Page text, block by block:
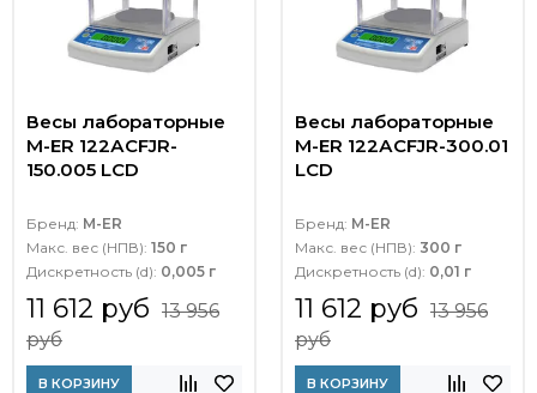
Весы лабораторные
M-ER 122АCFJR-
150.005 LСD
Бренд: M-ER
Макс. вес (НПВ): 150 г
Дискретность (d): 0,005 г
11 612 руб 13 956
руб
В КОРЗИНУ
Весы лабораторные
M-ER 122АCFJR-300.01
LСD
Бренд: M-ER
Макс. вес (НПВ): 300 г
Дискретность (d): 0,01 г
11 612 руб 13 956
руб
В КОРЗИНУ